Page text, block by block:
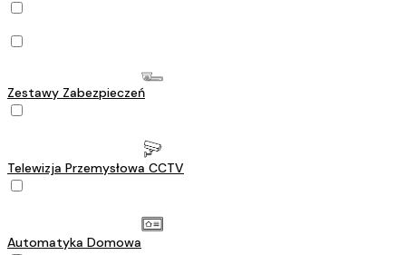
Zestawy Zabezpieczeń
Telewizja Przemysłowa CCTV
Automatyka Domowa